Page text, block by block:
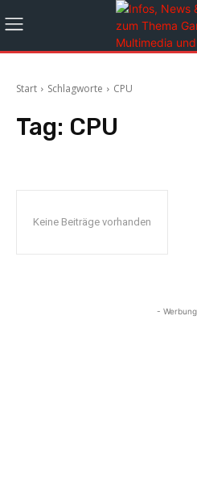
Start Schlagworte CPU
Tag: CPU
Keine Beiträge vorhanden
-